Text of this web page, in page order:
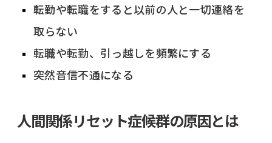
転勤や転職をすると以前の人と一切連絡を
取らない
転職や転勤、引っ越しを頻繁にする
突然音信不通になる
人間関係リセット症候群の原因とは